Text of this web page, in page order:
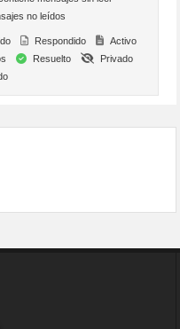
no leídos
Respondido
Activo
Resuelto
Privado